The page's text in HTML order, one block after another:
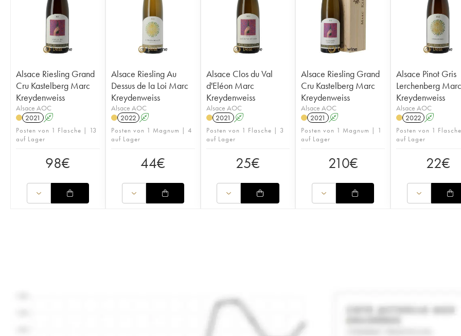
Alsace Riesling Grand
Cru Kastelberg Marc
Kreydenweiss
Alsace AOC
2021
A
Posten von 1 Flasche | 13
auf Lager
98€
Alsace Riesling Au
Dessus de la Loi Marc
Kreydenweiss
Alsace AOC
2022 A
Posten von 1 Magnum | 4
auf Lager
44€
Alsace Clos du Val
d'Eléon Marc
Kreydenweiss
Alsace AOC
2021 A
Posten von 1 Flasche | 3
auf Lager
25€
Alsace Riesling Grand
Cru Kastelberg Marc
Kreydenweiss
Alsace AOC
2021
A
Posten von 1 Magnum | 1
auf Lager
210€
Alsace Pinot Gris
Lerchenberg Marc
Kreydenweiss
Alsace AOC
2022 A
Posten von 1
auf Lager
22€